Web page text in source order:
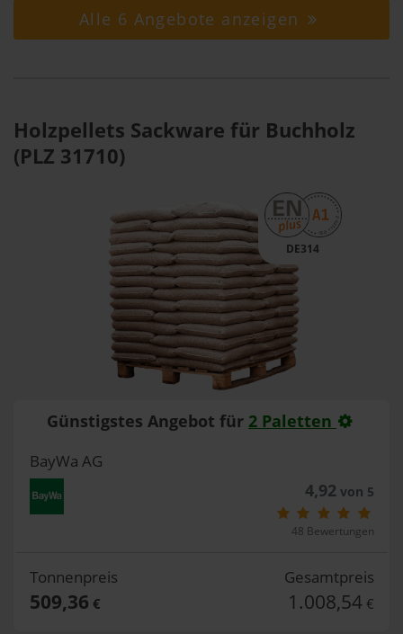
Alle 6 Angebote anzeigen
Holzpellets Sackware für Buchholz
(PLZ 31710)
DE314
Günstigstes Angebot für 2 Paletten
BayWa AG
4,92von 5
48 Bewertungen
Tonnenpreis
509,36 €
Gesamtpreis
1.008,54 €